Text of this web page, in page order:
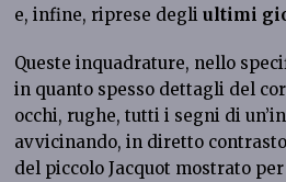
e, infine, riprese degliultimi
Queste inquadrature, nello
in quanto spesso dettagli del
occhi, rughe, tutti i segni di
avvicinando, in diretto
del piccolo Jacquot mostrato